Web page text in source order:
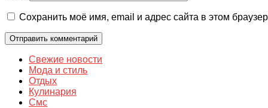
Сохранить моё имя, email и адрес сайта в этом
Свежие новости
Мода и стиль
Отдых
Кулинария
Смс